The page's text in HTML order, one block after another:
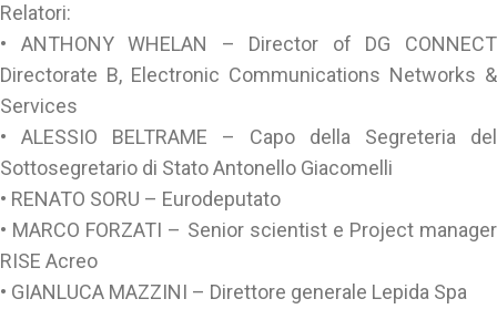
Relatori:
• ANTHONY WHELAN – Director of DG CONNECT
Directorate B, Electronic Communications Networks &
Services
• ALESSIO BELTRAME – Capo della Segreteria del
Sottosegretario di Stato Antonello Giacomelli
• RENATO SORU – Eurodeputato
• MARCO FORZATI – Senior scientist e Project manager
RISE Acreo
• GIANLUCA MAZZINI – Direttore generale Lepida Spa